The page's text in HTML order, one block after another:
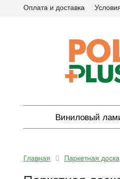
Оплата и доставка
Виниловый
Главная Паркетная доска